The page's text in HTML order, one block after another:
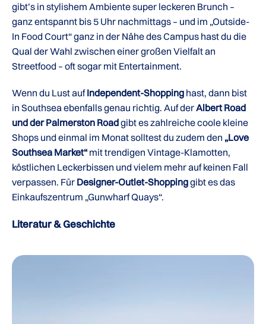
gibt’s in stylishem Ambiente super leckeren Brunch –
ganz entspannt bis 5 Uhr nachmittags – und im „Outside-
In Food Court“ ganz in der Nähe des Campus hast du die
Qual der Wahl zwischen einer großen Vielfalt an
Streetfood – oft sogar mit Entertainment.
Wenn du Lust aufIndependent-Shopping hast, dann bist
in Southsea ebenfalls genau richtig. Auf derAlbert Road
und der Palmerston Roadgibt es zahlreiche coole kleine
Shops und einmal im Monat solltest du zudem den „Love
Southsea Market“mit trendigen Vintage-Klamotten,
köstlichen Leckerbissen und vielem mehr auf keinen Fall
verpassen. Für Designer-Outlet-Shoppinggibt es das
Einkaufszentrum „Gunwharf Quays“.
Literatur & Geschichte